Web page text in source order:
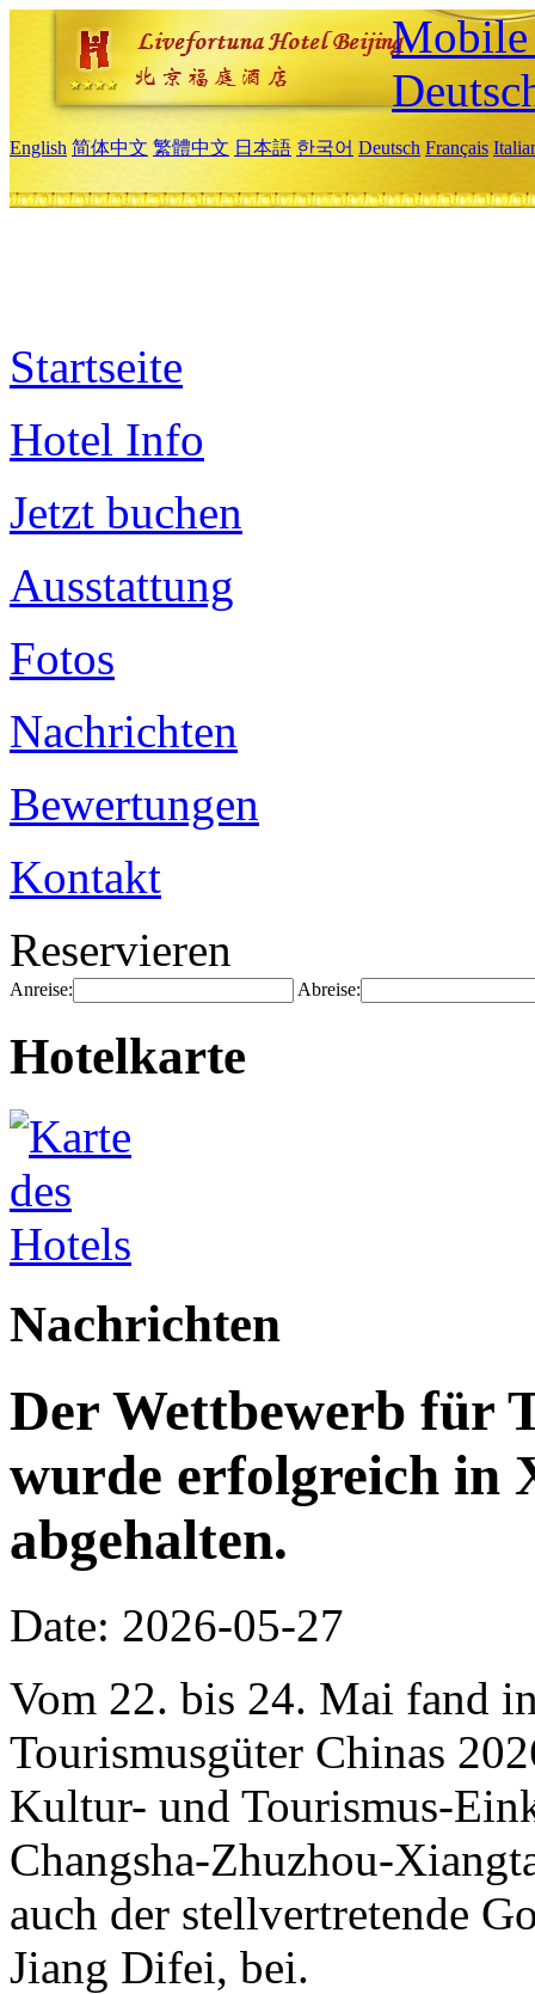
Mobile
English 简体中文 繁體中文 日本語 한국어 Deutsch Français
Startseite
Hotel Info
Jetzt buchen
Ausstattung
Fotos
Nachrichten
Bewertungen
Kontakt
Reservieren
Anreise: Abreise:
Hotelkarte
Nachrichten
Der Wettbewerb für
wurde erfolgreich in
abgehalten.
Date: 2026-05-27
Vom 22. bis 24. Mai fand
Tourismusgüter Chinas
Kultur- und Tourismus-
Changsha-Zhuzhou-
auch der stellvertretende
Jiang Difei, bei.